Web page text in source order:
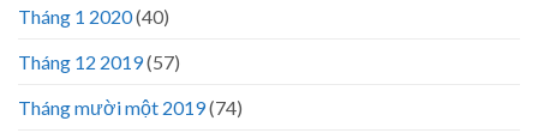
Tháng 1 2020(40)
Tháng 12 2019(57)
Tháng mười một 2019(74)